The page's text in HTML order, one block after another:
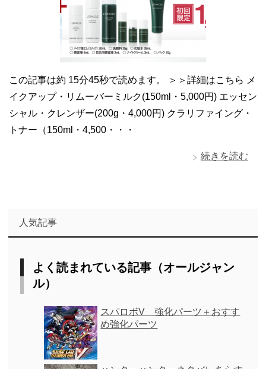
この記事は約 15分45秒で読めます。 ＞＞詳細はこちら メ
イクアップ・リムーバーミルク(150ml・5,000円) エッセン
シャル・クレンザー(200g・4,000円) クラリファイング・
トナー（150ml・4,500・・・
続きを読む
人気記事
よく読まれている記事（オールジャン
ル）
スパロボV 強化パーツ＋おすす
め強化パーツ